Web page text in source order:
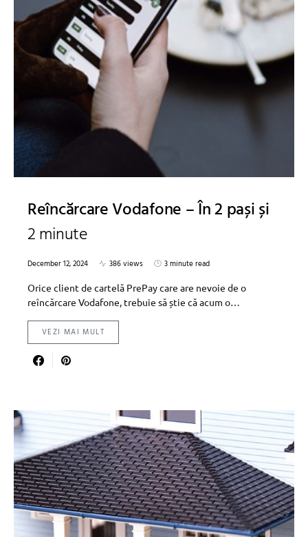
Reîncărcare Vodafone – În 2 pași și
2 minute
December 12, 2024 386 views
3 minute read
Orice client de cartelă PrePay care are nevoie de o
reîncărcare Vodafone, trebuie să știe că acum o…
VEZI MAI MULT